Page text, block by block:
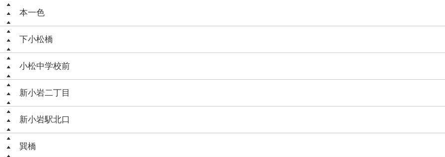
本一色
下小松橋
小松中学校前
新小岩二丁目
新小岩駅北口
巽橋